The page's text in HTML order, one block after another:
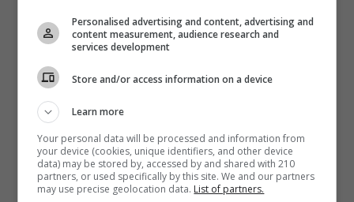
Personalised advertising and content, advertising and
content measurement, audience research and
services development
Store and/or access information on a device
Learn more
Your personal data will be processed and information from
your device (cookies, unique identifiers, and other device
data) may be stored by, accessed by and shared with 210
partners, or used specifically by this site. We and our partners
may use precise geolocation data. List of partners.